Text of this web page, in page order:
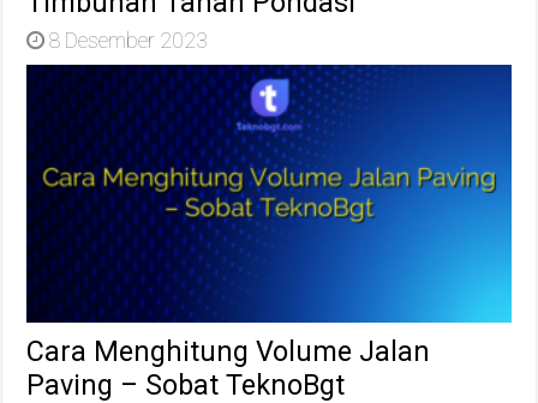
8 Desember 2023
Cara Menghitung Volume Jalan
Paving – Sobat TeknoBgt